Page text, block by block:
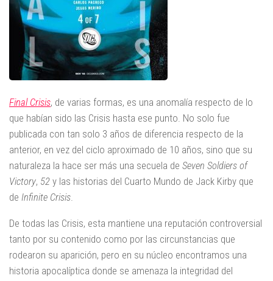
Final Crisis, de varias formas, es una anomalía respecto de lo
que habían sido las Crisis hasta ese punto. No solo fue
publicada con tan solo 3 años de diferencia respecto de la
anterior, en vez del ciclo aproximado de 10 años, sino que su
naturaleza la hace ser más una secuela de Seven Soldiers of
Victory, 52 y las historias del Cuarto Mundo de Jack Kirby que
de Infinite Crisis.
De todas las Crisis, esta mantiene una reputación controversial
tanto por su contenido como por las circunstancias que
rodearon su aparición, pero en su núcleo encontramos una
historia apocalíptica donde se amenaza la integridad del